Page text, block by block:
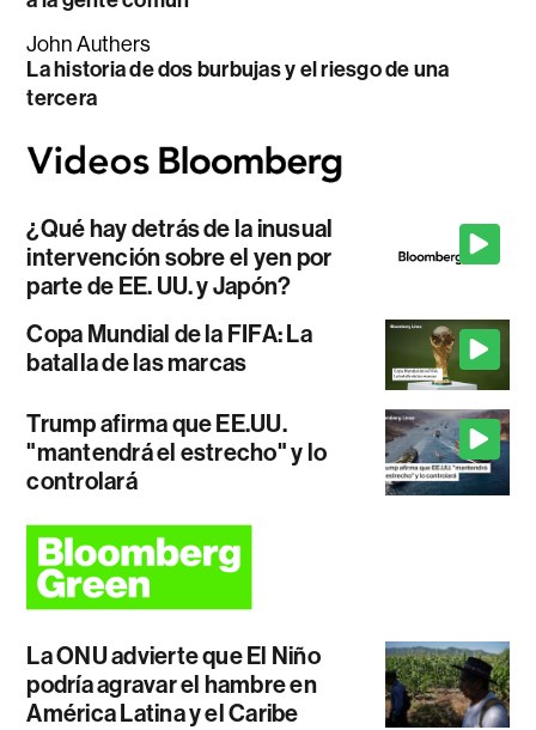
John Authers
La historia de dos burbujas y el riesgo de una
tercera
¿Qué hay detrás de la inusual
intervención sobre el yen por
parte de EE. UU. y Japón?
Copa Mundial de la FIFA: La
batalla de las marcas
Trump afirma que EE.UU.
"mantendrá el estrecho" y lo
controlará
La ONU advierte que El Niño
podría agravar el hambre en
América Latina y el Caribe